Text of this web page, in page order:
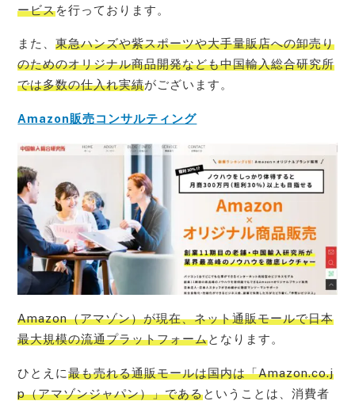
ービスを行っております。
また、東急ハンズや紫スポーツや大手量販店への卸売り
のためのオリジナル商品開発なども中国輸入総合研究所
では多数の仕入れ実績がございます。
Amazon販売コンサルティング
Amazon（アマゾン）が現在、ネット通販モールで日本
最大規模の流通プラットフォームとなります。
ひとえに最も売れる通販モールは国内は「Amazon.co.j
p（アマゾンジャパン）」であるということは、消費者